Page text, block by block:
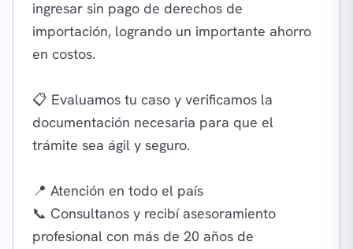
ingresar sin pago de derechos de
importación, logrando un importante ahorro
en costos.
📋 Evaluamos tu caso y verificamos la
documentación necesaria para que el
trámite sea ágil y seguro.
📍 Atención en todo el país
📞 Consultanos y recibí asesoramiento
profesional con más de 20 años de